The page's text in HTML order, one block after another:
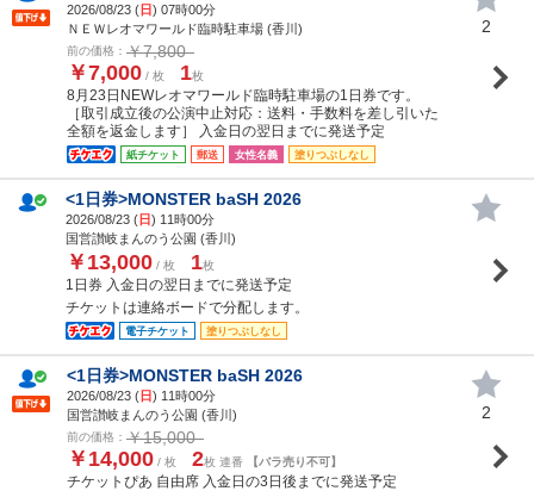
2026/08/23 (日) 07時00分
ＮＥＷレオマワールド臨時駐車場 (香川)
前の価格： ￥7,800
￥7,000 / 枚 1枚
8月23日NEWレオマワールド臨時駐車場の1日券です。
［取引成立後の公演中止対応：送料・手数料を差し引いた
全額を返金します］ 入金日の翌日までに発送予定
紙チケット 郵送 女性名義 塗りつぶしなし
2
<1日券>MONSTER baSH 2026
2026/08/23 (日) 11時00分
国営讃岐まんのう公園 (香川)
￥13,000 / 枚 1枚
1日券 入金日の翌日までに発送予定
チケットは連絡ボードで分配します。
電子チケット 塗りつぶしなし
<1日券>MONSTER baSH 2026
2026/08/23 (日) 11時00分
国営讃岐まんのう公園 (香川)
前の価格： ￥15,000
￥14,000 / 枚 2枚 連番 【バラ売り不可】
チケットぴあ 自由席 入金日の3日後までに発送予定
2